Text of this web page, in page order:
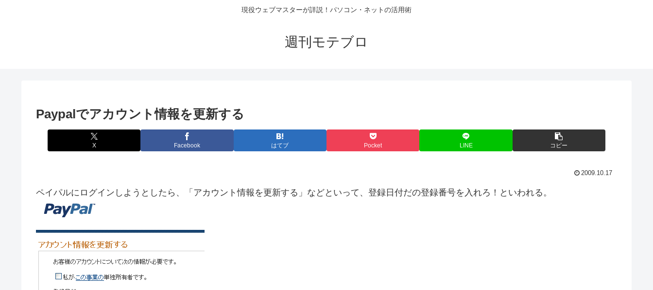
現役ウェブマスターが詳説！パソコン・ネットの活用術
週刊モテブロ
Paypalでアカウント情報を更新する
X Facebook はてブ Pocket LINE コピー
2009.10.17
ペイパルにログインしようとしたら、「アカウント情報を更新する」などといって、登録日付だの登録番号を入れろ！といわれる。